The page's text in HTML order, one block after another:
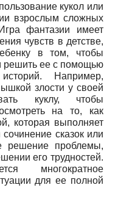
кукол или
взрослым сложных
фантазии имеет
чувств в детстве,
в том, чтобы
решить ее с помощью
Например,
злости у своей
куклу, чтобы
на то, как
которая выполняет
сказок или
решение проблемы,
его трудностей.
многократное
для ее полной